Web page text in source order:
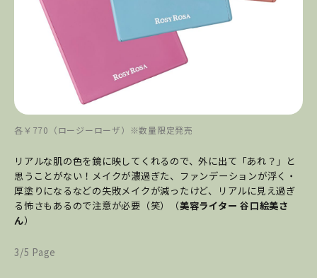
各￥770（ロージーローザ）※数量限定発売
リアルな肌の色を鏡に映してくれるので、外に出て「あれ？」と
思うことがない！メイクが濃過ぎた、ファンデーションが浮く・
厚塗りになるなどの失敗メイクが減ったけど、リアルに見え過ぎ
る怖さもあるので注意が必要（笑）（美容ライター 谷口絵美さ
ん）
3/5 Page